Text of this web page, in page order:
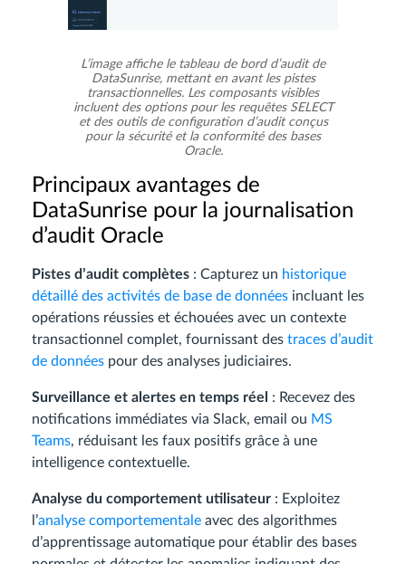
L’image affiche le tableau de bord d’audit de
DataSunrise, mettant en avant les pistes
transactionnelles. Les composants visibles
incluent des options pour les requêtes SELECT
et des outils de configuration d’audit conçus
pour la sécurité et la conformité des bases
Oracle.
Principaux avantages de
DataSunrise pour la journalisation
d’audit Oracle
Pistes d’audit complètes : Capturez un historique
détaillé des activités de base de données incluant les
opérations réussies et échouées avec un contexte
transactionnel complet, fournissant des traces d’audit
de données pour des analyses judiciaires.
Surveillance et alertes en temps réel
: Recevez des
notifications immédiates via Slack, email ou MS
Teams, réduisant les faux positifs grâce à une
intelligence contextuelle.
Analyse du comportement utilisateur : Exploitez
l’analyse comportementale avec des algorithmes
d’apprentissage automatique pour établir des bases